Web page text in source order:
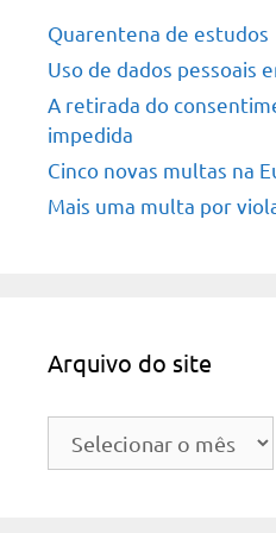
Quarentena de estudos
Uso de dados pessoais
A retirada do
impedida
Cinco novas multas na
Mais uma multa por
Arquivo do site
Arquivo